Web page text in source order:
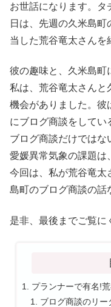
お世話になります。タ
日は、先週の久米島
当した荒谷竜太さんを
彼の趣味と、久米島町
私は、荒谷竜太さんと
機会がありました。彼
にブログ商談をしてい
ブログ商談だけではな
愛媛異常気象の課題は
今回は、私が荒谷竜太
島町のブログ商談の話
是非、最後までご覧に
プランナーで有名!
ブログ商談のリ